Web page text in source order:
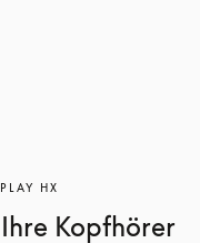
HX
Kopfhörer